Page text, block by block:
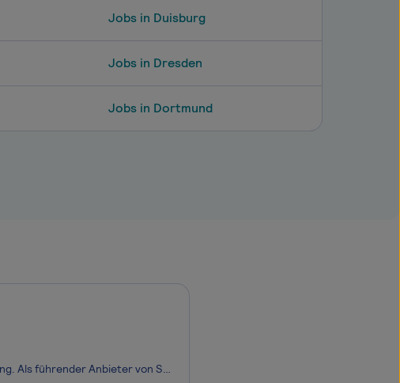
Jobs in Duisburg
Jobs in Dresden
Jobs in Dortmund
Die Energiewende braucht starke Lösungen – und ein starkes Controlling. Als führender Anbieter von Stromversorgungs- und Energiesystemen gestalten wir Zukunftsmärkte wie Elektromobilität, Industrie, Forschung und erneuerbare Energien.